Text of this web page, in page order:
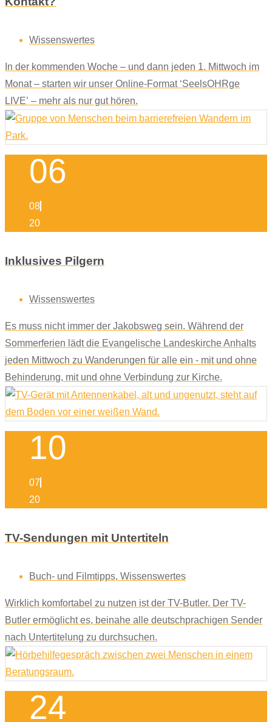
Wissenswertes
In der kommenden Woche – und dann jeden 1. Mittwoch im
Monat – starten wir unser Online-Format ‘SeelsOHRge
LIVE’ – mehr als nur gut hören.
06
08
20
Inklusives Pilgern
Wissenswertes
Es muss nicht immer der Jakobsweg sein. Während der
Sommerferien lädt die Evangelische Landeskirche Anhalts
jeden Mittwoch zu Wanderungen für alle ein - mit und ohne
Behinderung, mit und ohne Verbindung zur Kirche.
10
07
20
TV-Sendungen mit Untertiteln
Buch- und Filmtipps, Wissenswertes
Wirklich komfortabel zu nutzen ist der TV-Butler. Der TV-
Butler ermöglicht es, beinahe alle deutschprachigen Sender
nach Untertitelung zu durchsuchen.
24